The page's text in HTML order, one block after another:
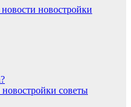
новости новостройки
новостройки советы